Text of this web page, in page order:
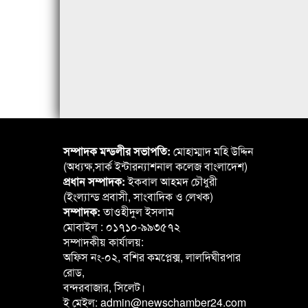
সম্পাদক মন্ডলীর সভাপতি: মোহাম্মাদ মহি উদ্দিন
(অধ্যক্ষ,সার্ক ইন্টারন্যাশনাল কলেজ বাংলাদেশ)
প্রধান সম্পাদক:ইকবাল আহমদ চৌধুরী
(ইংল্যান্ড প্রবাসী, সাংবাদিক ও লেখক)
সম্পাদক:তাওহীদুল ইসলাম
মোবাইল : ০১৭১০-৯৯৩৫৭২
সম্পাদকীয় কার্যালয়:
অফিস নং-০২, বশির কমপ্লেক্স, লালদিঘীরপার
রোড,
বন্দরবাজার, সিলেট।
ই মেইল: admin@newschamber24.com